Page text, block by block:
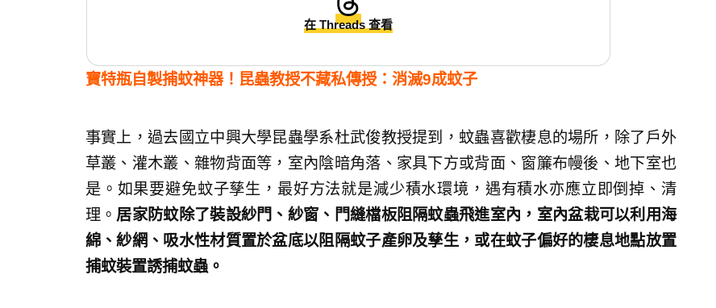
在 Threads 查看
寶特瓶自製捕蚊神器！昆蟲教授不藏私傳授：消滅9成蚊子
事實上，過去國立中興大學昆蟲學系杜武俊教授提到，蚊蟲喜歡棲息的場所，除了戶外
草叢、灌木叢、雜物背面等，室內陰暗角落、家具下方或背面、窗簾布幔後、地下室也
是。如果要避免蚊子孳生，最好方法就是減少積水環境，遇有積水亦應立即倒掉、清
理。 居家防蚊除了裝設紗門、紗窗、門縫檔板阻隔蚊蟲飛進室內，室內盆栽可以利用海
綿、紗網、吸水性材質置於盆底以阻隔蚊子產卵及孳生，或在蚊子偏好的棲息地點放置
捕蚊裝置誘捕蚊蟲。